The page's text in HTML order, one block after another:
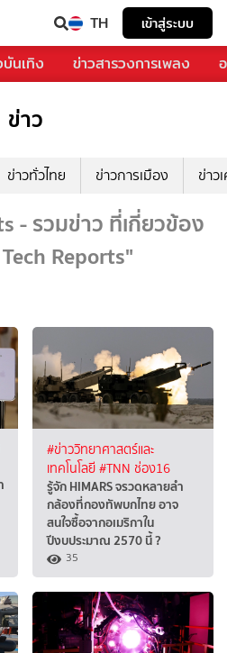
TH เข้าสู่ระบบ
บันเทิง ข่าวสารวงการเพลง
ข่าว
ข่าวทั่วไทย ข่าวการเมือง ข่าว
- รวมข่าว ที่เกี่ยวข้อง
Reports"
#ข่าววิทยาศาสตร์และ
เทคโนโลยี#TNN ช่อง16
รู้จัก HIMARS จรวดหลายลำ
กล้องที่กองทัพบกไทย อาจ
สนใจซื้อจากอเมริกาใน
ปีงบประมาณ 2570 นี้ ?
35